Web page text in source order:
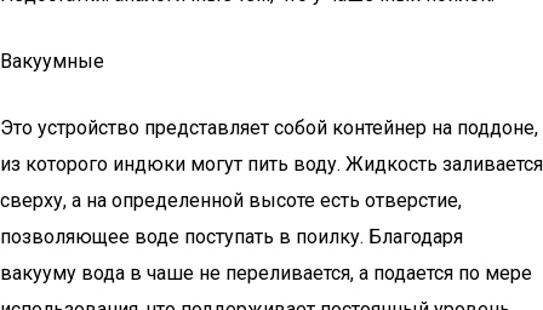
Вакуумные
Это устройство представляет собой контейнер на поддоне,
из которого индюки могут пить воду. Жидкость заливается
сверху, а на определенной высоте есть отверстие,
позволяющее воде поступать в поилку. Благодаря
вакууму вода в чаше не переливается, а подается по мере